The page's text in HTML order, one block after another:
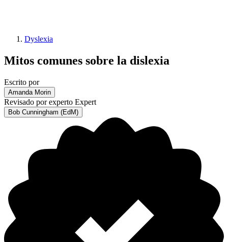
Dyslexia
Mitos comunes sobre la dislexia
Escrito por
Amanda Morin
Revisado por experto Expert
Bob Cunningham (EdM)